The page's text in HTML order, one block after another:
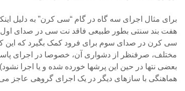
برای مثال اجرای سه گاه در گام “سی کرن” به دلیل
هفت بند سنتی بطور طبیعی فاقد نت سی در صدای اول
سی کرن در صدای سوم برای فرود کمک بگیرد که این
مختلف، صرفنظر از دشواری آن، خصوصا در اجرای
بعضی نتها در حین این پرشها خورده شده و یا اجرا
هماهنگی با سازهای دیگر در یک اجرای گروهی عاجز